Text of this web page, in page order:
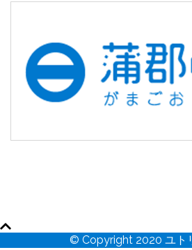
© Copyright 2020 ユト